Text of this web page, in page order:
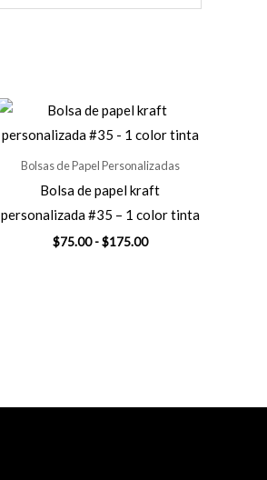
Bolsas de Papel Personalizadas
Bolsa de papel kraft
personalizada #35 – 1 color tinta
$75.00 - $175.00Rango